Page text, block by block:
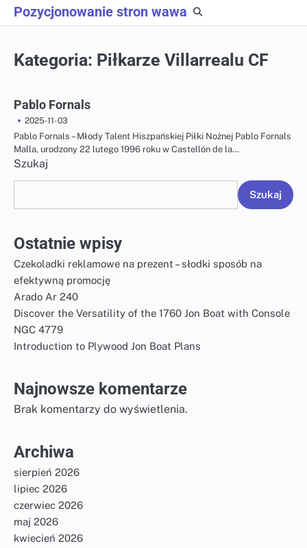
Skip
to
Pozycjonowanie stron wawa
Kategoria: Piłkarze Villarrealu CF
Pablo Fornals
2025-11-03
Pablo Fornals – Młody Talent Hiszpańskiej Piłki Nożnej Pablo Fornals
Malla, urodzony 22 lutego 1996 roku w Castellón de la…
Szukaj
Szukaj
Ostatnie wpisy
Czekoladki reklamowe na prezent – słodki sposób na
efektywną promocję
Arado Ar 240
Discover the Versatility of the 1760 Jon Boat with Console
NGC 4779
Introduction to Plywood Jon Boat Plans
Najnowsze komentarze
Brak komentarzy do wyświetlenia.
Archiwa
sierpień 2026
lipiec 2026
czerwiec 2026
maj 2026
kwiecień 2026